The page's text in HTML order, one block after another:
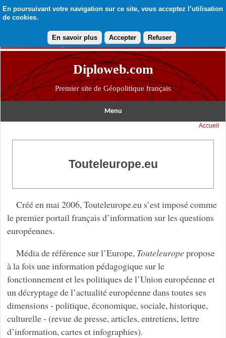
En poursuivant votre navigation sur ce site, vous acceptez l’utilisation
de cookies.
En savoir plus Accepter Refuser
Diploweb.com
Premier site de Géopolitique français
Menu
Accueil
Touteleurope.eu
Créé en mai 2006, Touteleurope.eu s’est imposé comme
le premier portail français d’information sur les questions
européennes.
Média de référence sur l’Europe, Touteleuropepropose
à la fois une information pédagogique sur le
fonctionnement et les politiques de l’Union européenne et
un décryptage de l’actualité européenne dans toutes ses
dimensions - politique, économique, sociale, historique,
culturelle - (revue de presse, articles, entretiens, lettre
d’information, cartes et infographies).